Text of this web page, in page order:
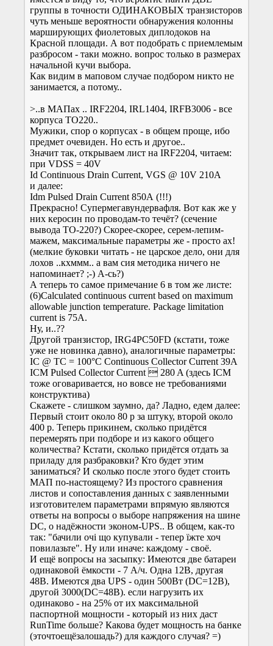
группы в точности ОДИНАКОВЫХ транзисторов
чуть меньше вероятности обнаружения колонны
марширующих фиолетовых диплодоков на
Красной площади. А вот подобрать с приемлемым
разбросом - таки можно. вопрос только в размерах
начальной кучи выбора.
Как видим в маповом случае подбором никто не
занимается, а потому..
>..в МАПах .. IRF2204, IRL1404, IRFB3006 - все
корпуса TO220..
Мужики, спор о корпусах - в общем проще, ибо
предмет очевиден. Но есть и другое..
Значит так, открываем лист на IRF2204, читаем:
при VDSS = 40V
Id Continuous Drain Current, VGS @ 10V 210А
и далее:
Idm Pulsed Drain Current 850А (!!!)
Прекрасно! Супермегавундервафля. Вот как же у
них керосин по проводам-то течёт? (сечение
вывода ТО-220?) Скорее-скорее, серем-лепим-
мажем, максимальные параметры же - просто ах!
(мелкие буковки читать - не царское дело, они для
лохов ..кхммм.. а вам сия методика ничего не
напоминает? ;-) А-сь?)
А теперь то самое примечание 6 в том же листе:
(6)Calculated continuous current based on maximum
allowable junction temperature. Package limitation
current is 75A.
Ну, и..??
Другой транзистор, IRG4PC50FD (кстати, тоже
уже не новинка давно), аналогичные параметры:
IC @ TC = 100°C Continuous Collector Current 39А
ICM Pulsed Collector Current  280 A (здесь ICM
тоже оговаривается, но вовсе не требованиями
конструктива)
Скажете - слишком заумно, да? Ладно, едем далее:
Первый стоит около 80 р за штуку, второй около
400 р. Теперь прикинем, сколько придётся
перемерять при подборе и из какого общего
количества? Кстати, сколько придётся отдать за
приладу для разбраковки? Кто будет этим
заниматься? И сколько после этого будет стоить
МАП по-настоящему? Из простого сравнения
листов и сопоставления данных с заявленными
изготовителем параметрами впрямую являются
ответы на вопросы о выборе напряжения на шине
DC, о надёжности эконом-UPS.. В общем, как-то
так: "бачили очі що купували - тепер їжте хоч
повилазьте". Ну или иначе: каждому - своё.
И ещё вопросы на засыпку: Имеются две батареи
одинаковой ёмкости - 7 А/ч. Одна 12В, другая
48В. Имеются два UPS - один 500Вт (DC=12В),
другой 3000(DC=48В). если нагрузить их
одинаково - на 25% от их максимальной
паспортной мощности - который из них даст
RunTime больше? Какова будет мощность на банке
(эточтоещёзалошадь?) для каждого случая? =)